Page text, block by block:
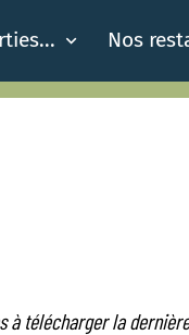
Nos
télécharger la